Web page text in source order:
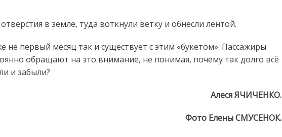
–
виду
у
в земле, туда воткнули ветку и обнесли лентой.
не первый месяц так и существует с этим «букетом». Пассажиры
обращают на это внимание, не понимая, почему так долго всё
и забыли?
Алеся ЯЧИЧЕНКО.
Фото Елены СМУСЕНОК.